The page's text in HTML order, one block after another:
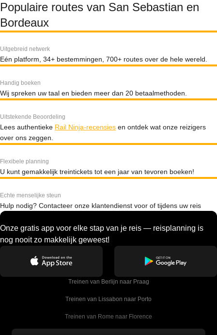
Populaire routes van San Sebastian en
Bordeaux
Uitgebreid netwerk
Eén platform, 34+ bestemmingen, 700+ routes over de hele wereld.
Handig boeken
Wij spreken uw taal en bieden meer dan 20 betaalmethoden.
Uitstekende Beoordeling
Lees authentieke Rail Ninja-recensies en ontdek wat onze reizigers
over ons zeggen.
Flexibele planning
U kunt gemakkelijk treintickets tot een jaar van tevoren boeken!
Echte menselijke steun
Hulp nodig? Contacteer onze klantendienst voor of tijdens uw reis
Onze gratis app voor elke stap van je reis — reisplanning is
nog nooit zo makkelijk geweest!
Treinen van Berlijn naar Praag
Treinen van Lissabon naar Porto
Treinen van Rome naar Florence